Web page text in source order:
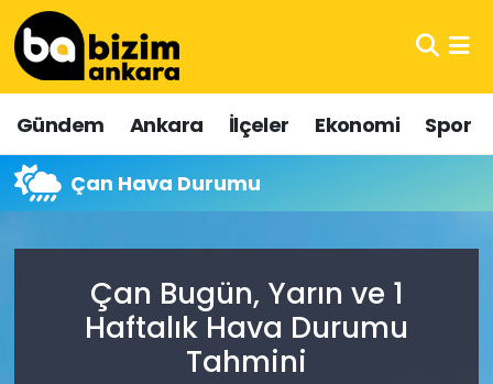
Gündem Ankara İlçeler Ekonomi Spor
Çan Hava Durumu
Çan Bugün, Yarın ve 1
Haftalık Hava Durumu
Tahmini
Hava Durumu
Trafik Durumu
Süper Lig Puan Durumu ve Fikstür
Tüm Manşetler
Son Dakika Haberleri